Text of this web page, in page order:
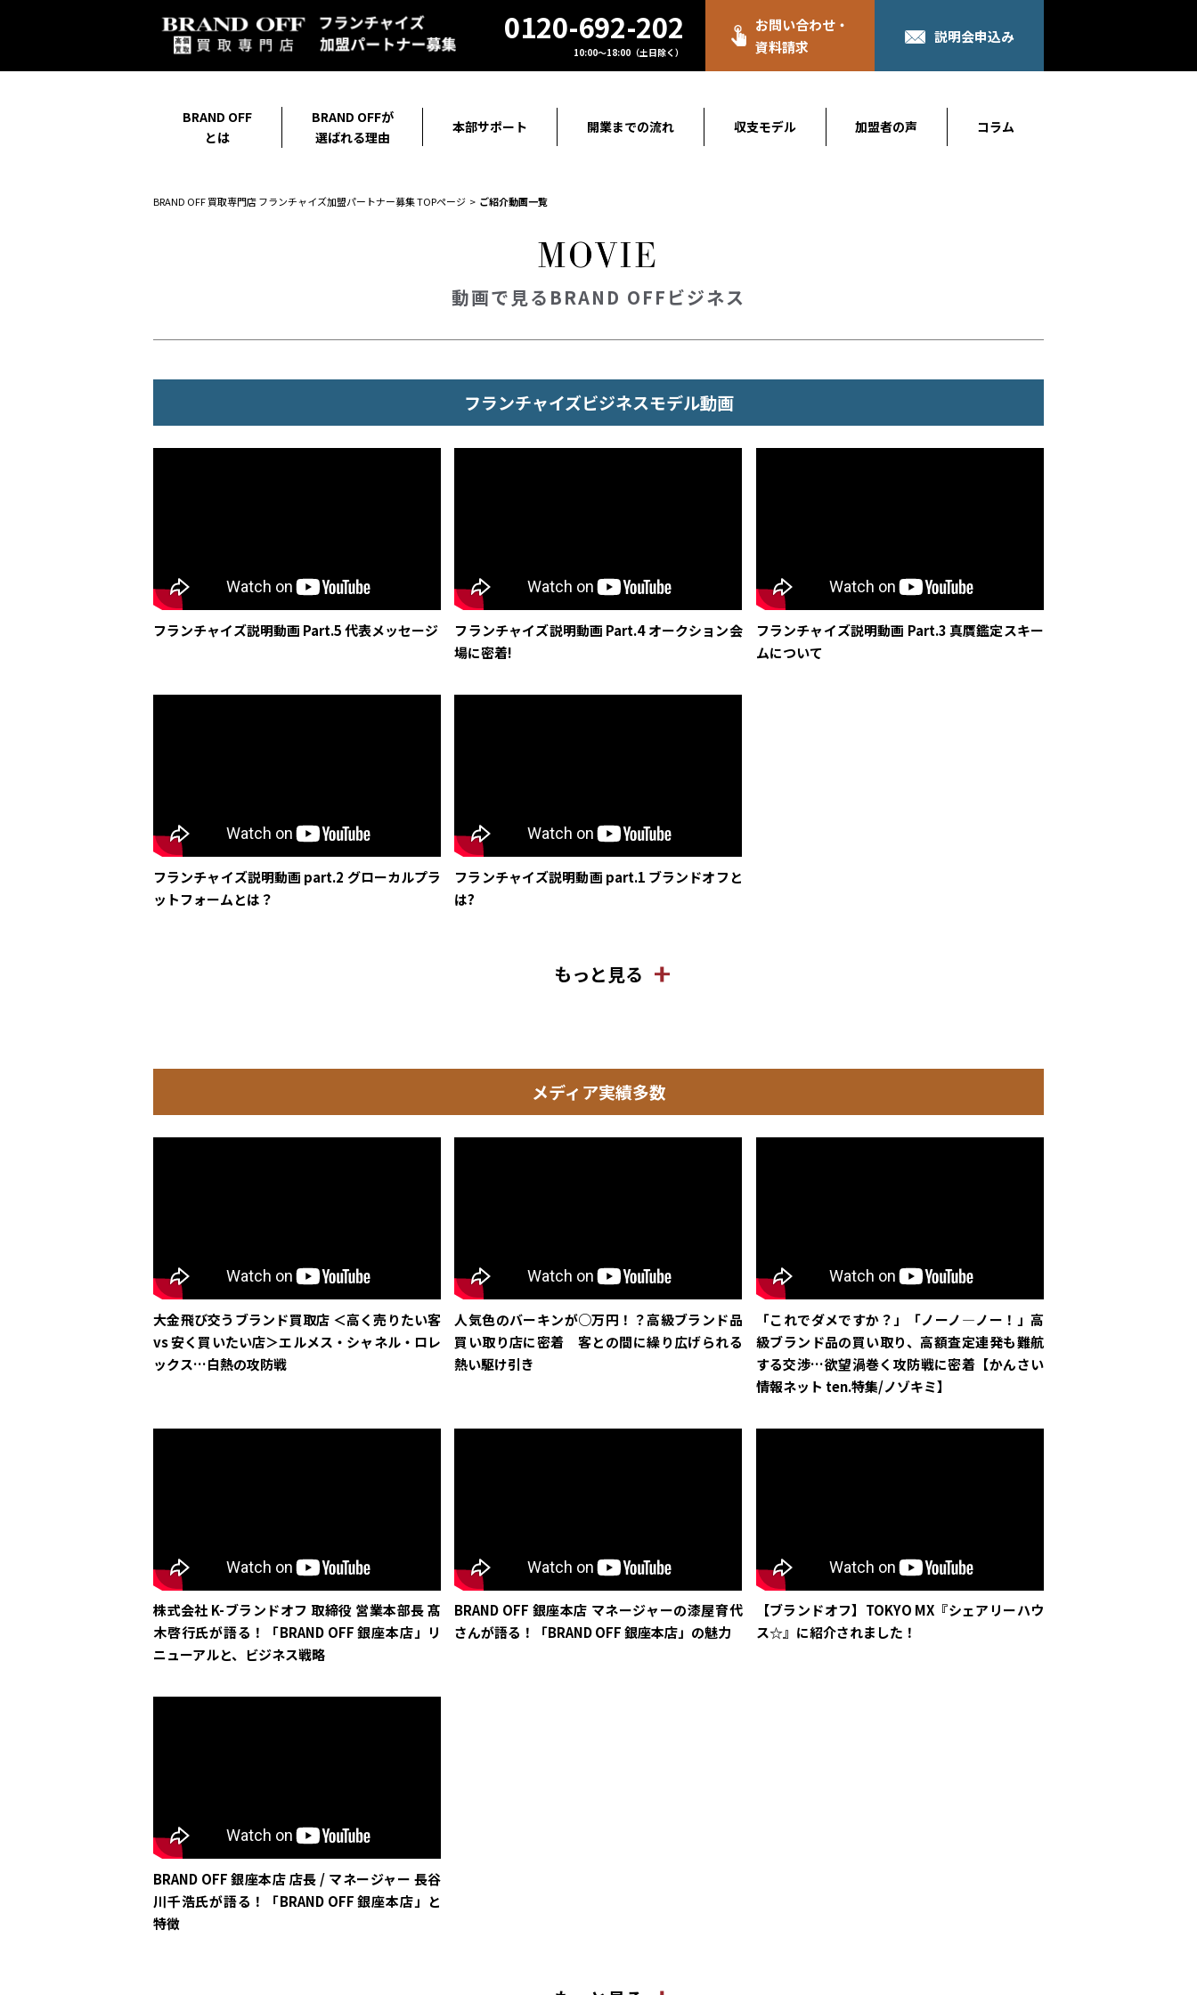
0120-692-202
10:00～18:00（土日除く）
お問い合わせ・
資料請求
説明会申込み
BRAND OFF
とは
BRAND OFFが
選ばれる理由
本部サポート 開業までの流れ 収支モデル 加盟者の声 コラム
BRAND OFF 買取専門店 フランチャイズ加盟パートナー募集 TOPページ ご紹介動画一覧
動画で見るBRAND OFFビジネス
フランチャイズビジネスモデル動画
フランチャイズ説明動画 Part.5 代表メッセージ
フランチャイズ説明動画 Part.4 オークション会
場に密着!
フランチャイズ説明動画 Part.3 真贋鑑定スキー
ムについて
フランチャイズ説明動画 part.2 グローカルプラ
ットフォームとは？
フランチャイズ説明動画 part.1 ブランドオフと
は?
もっと見る
メディア実績多数
大金飛び交うブランド買取店 ＜高く売りたい客
vs 安く買いたい店＞エルメス・シャネル・ロレ
ックス…白熱の攻防戦
人気色のバーキンが○万円！？高級ブランド品
買い取り店に密着 客との間に繰り広げられる
熱い駆け引き
「これでダメですか？」「ノーノ―ノー！」高
級ブランド品の買い取り、高額査定連発も難航
する交渉…欲望渦巻く攻防戦に密着【かんさい
情報ネット ten.特集/ノゾキミ】
株式会社 K-ブランドオフ 取締役 営業本部長 髙
木啓行氏が語る！「BRAND OFF 銀座本店」リ
ニューアルと、ビジネス戦略
BRAND OFF 銀座本店 マネージャーの漆屋育代
さんが語る！「BRAND OFF 銀座本店」の魅力
【ブランドオフ】TOKYO MX『シェアリーハウ
ス☆』に紹介されました！
BRAND OFF 銀座本店 店長 / マネージャー 長谷
川千浩氏が語る！「BRAND OFF 銀座本店」と
特徴